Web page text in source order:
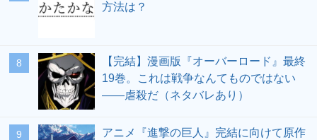
方法は？
【完結】漫画版『オーバーロード』最終
19巻。これは戦争なんてものではない
――虐殺だ（ネタバレあり）
アニメ『進撃の巨人』完結に向けて原作